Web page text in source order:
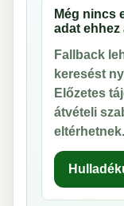
Még nincs
adat ehhez
Fallback
keresést
Előzetes
átvételi
eltérhetnek.